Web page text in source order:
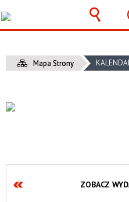
Mapa Strony
ZOBACZ